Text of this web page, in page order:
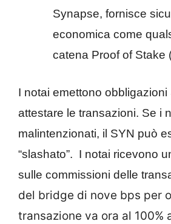
Synapse, fornisce
economica come
catena Proof of Stake
I notai emettono obbligazioni
attestare le transazioni. Se i
malintenzionati, il SYN può
“slashato”. I notai ricevono
sulle commissioni delle
del bridge di nove bps per
transazione va ora al 100%